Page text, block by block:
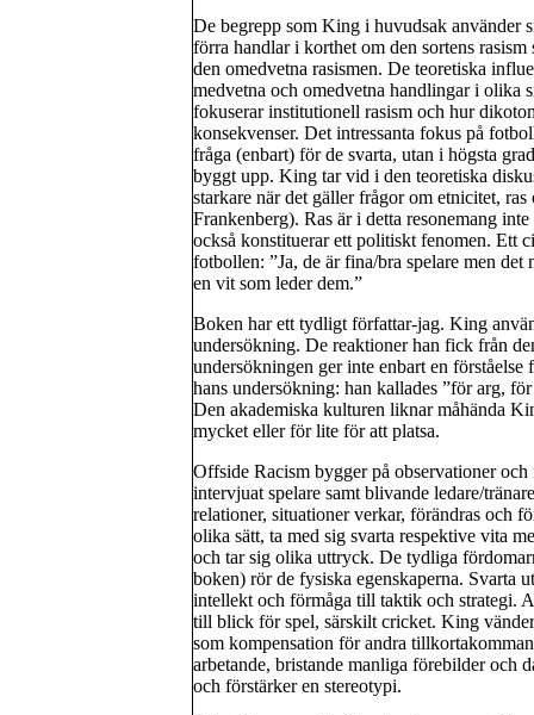
De begrepp som King i huvudsak använder
förra handlar i korthet om den sortens
den omedvetna rasismen. De teoretiska
medvetna och omedvetna handlingar i olika
fokuserar institutionell rasism och hur
konsekvenser. Det intressanta fokus på
fråga (enbart) för de svarta, utan i högsta
byggt upp. King tar vid i den teoretiska
starkare när det gäller frågor om etnicitet,
Frankenberg). Ras är i detta resonemang
också konstituerar ett politiskt fenomen. Ett
fotbollen: ”Ja, de är fina/bra spelare men
en vit som leder dem.”
Boken har ett tydligt författar-jag. King
undersökning. De reaktioner han fick från
undersökningen ger inte enbart en
hans undersökning: han kallades ”för arg,
Den akademiska kulturen liknar måhända
mycket eller för lite för att platsa.
Offside Racism bygger på observationer
intervjuat spelare samt blivande ledare/
relationer, situationer verkar, förändras och
olika sätt, ta med sig svarta respektive vita
och tar sig olika uttryck. De tydliga
boken) rör de fysiska egenskaperna. Svarta
intellekt och förmåga till taktik och strategi.
till blick för spel, särskilt cricket. King
som kompensation för andra
arbetande, bristande manliga förebilder och
och förstärker en stereotypi.